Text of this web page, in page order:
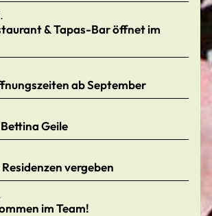
& Tapas-Bar öffnet im
ab September
Geile
vergeben
im Team!